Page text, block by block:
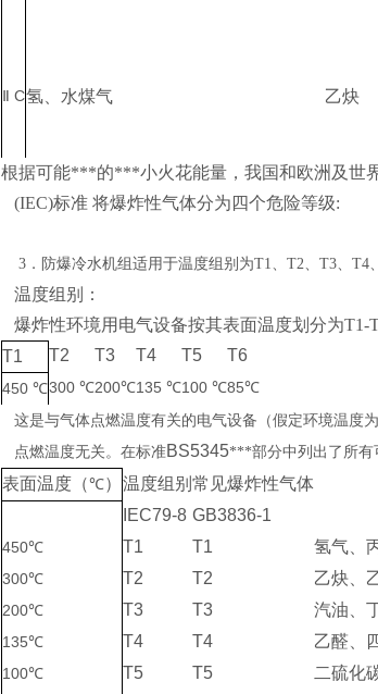
C氢、水煤气 乙炔
根据可能***的***小火花能量，我国和欧洲及世
(IEC)标准 将爆炸性气体分为四个危险等级:
3 ．防爆冷水机组 适用于温度组别为T1、T2、T3、T4
温度组别：
爆炸性环境用电气设备按其表面温度划分为
T1
T2 T3 T4 T5 T6
450 ℃300 ℃200℃135 ℃100 ℃85℃
这是与气体点燃温度有关的电气设备（假定环境温度为
点燃温度无关。在标准BS5345***部分中列出了所有
表面温度（℃） 温度组别 常见爆炸性气体
IEC79-8 GB3836-1
450℃ T1 T1 氢气、
300℃ T2 T2 乙炔、
200℃ T3 T3 汽油、
135℃ T4 T4 乙醛、
100℃ T5 T5 二硫化